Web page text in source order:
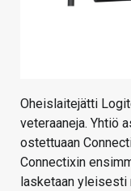
Oheislaitejätti
veteraaneja. Yhtiö
ostettuaan
Connectixin
lasketaan yleisesti